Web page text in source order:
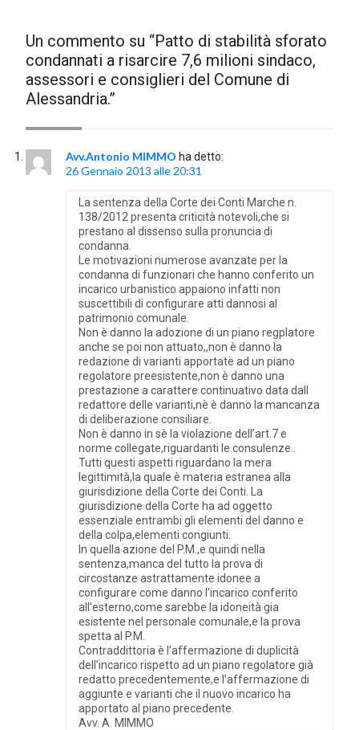
Un commento su “Patto di stabilità sforato
condannati a risarcire 7,6 milioni sindaco,
assessori e consiglieri del Comune di
Alessandria.”
Avv.Antonio MIMMO ha detto:
26 Gennaio 2013 alle 20:31
La sentenza della Corte dei Conti Marche n.
138/2012 presenta criticità notevoli,che si
prestano al dissenso sulla pronuncia di
condanna.
Le motivazioni numerose avanzate per la
condanna di funzionari che hanno conferito un
incarico urbanistico appaiono infatti non
suscettibili di configurare atti dannosi al
patrimonio comunale.
Non è danno la adozione di un piano regplatore
anche se poi non attuato,,non è danno la
redazione di varianti apportate ad un piano
regolatore preesistente,non è danno una
prestazione a carattere continuativo data dall
redattore delle varianti,nè è danno la mancanza
di deliberazione consiliare.
Non è danno in sè la violazione dell’art.7 e
norme collegate,riguardanti le consulenze..
Tutti questi aspetti riguardano la mera
legittimità,la quale è materia estranea alla
giurisdizione della Corte dei Conti. La
giurisdizione della Corte ha ad oggetto
essenziale entrambi gli elementi del danno e
della colpa,elementi congiunti.
In quella azione del P.M.,e quindi nella
sentenza,manca del tutto la prova di
circostanze astrattamente idonee a
configurare come danno l’incarico conferito
all’esterno,come sarebbe la idoneità gia
esistente nel personale comunale,e la prova
spetta al P.M.
Contraddittoria è l’affermazione di duplicità
dell’incarico rispetto ad un piano regolatore già
redatto precedentemente,e l’affermazione di
aggiunte e varianti che il nuovo incarico ha
apportato al piano precedente.
Avv. A. MIMMO